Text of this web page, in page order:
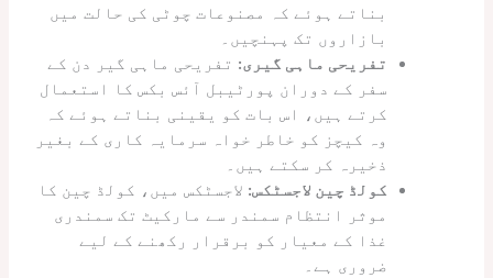
بناتے ہوئے کہ مصنوعات چوٹی کی حالت میں
بازاروں تک پہنچیں۔
تفریحی ماہی گیری: تفریحی ماہی گیر دن کے
سفر کے دوران پورٹیبل آئس بکس کا استعمال
کرتے ہیں، اس بات کو یقینی بناتے ہوئے کہ
وہ کیچز کو خاطر خواہ سرمایہ کاری کے بغیر
ذخیرہ کر سکتے ہیں۔
کولڈ چین لاجسٹکس: لاجسٹکس میں، کولڈ چین کا
موثر انتظام سمندر سے مارکیٹ تک سمندری
غذا کے معیار کو برقرار رکھنے کے لیے
ضروری ہے۔